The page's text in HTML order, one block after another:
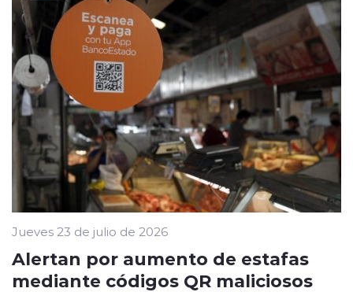
Jueves 23 de julio de 2026
Alertan por aumento de estafas
mediante códigos QR maliciosos